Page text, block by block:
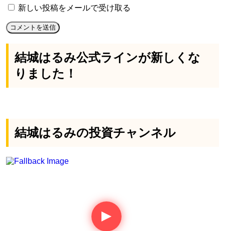
新しい投稿をメールで受け取る
結城はるみ公式ラインが新しくな
りました！
結城はるみの投資チャンネル